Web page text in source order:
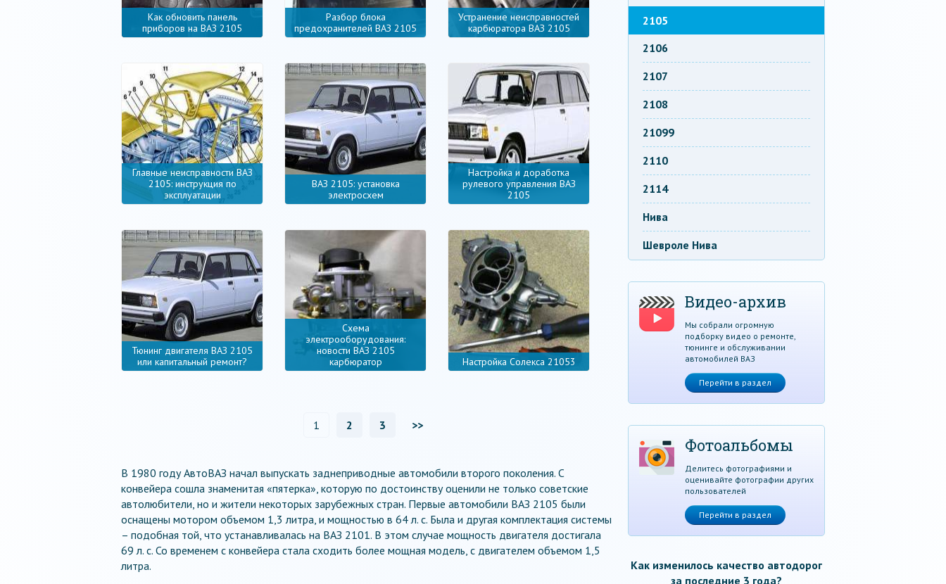
Как обновить панель
приборов на ВАЗ 2105
Разбор блока
предохранителей ВАЗ 2105
Устранение неисправностей
карбюратора ВАЗ 2105
Главные неисправности ВАЗ
2105: инструкция по
эксплуатации
ВАЗ 2105: установка
электросхем
Настройка и доработка
рулевого управления ВАЗ
2105
Тюнинг двигателя ВАЗ 2105
или капитальный ремонт?
Схема
электрооборудования:
новости ВАЗ 2105
карбюратор
Настройка Солекса 21053
1 2 3 >>
В 1980 году АвтоВАЗ начал выпускать заднеприводные автомобили второго поколения. С
конвейера сошла знаменитая «пятерка», которую по достоинству оценили не только советские
автолюбители, но и жители некоторых зарубежных стран. Первые автомобили ВАЗ 2105 были
оснащены мотором объемом 1,3 литра, и мощностью в 64 л. с. Была и другая комплектация системы
– подобная той, что устанавливалась на ВАЗ 2101. В этом случае мощность двигателя достигала
69 л. с. Со временем с конвейера стала сходить более мощная модель, с двигателем объемом 1,5
литра.
2105
2106
2107
2108
21099
2110
2114
Нива
Шевроле Нива
Видео-архив
Мы собрали огромную
подборку видео о ремонте,
тюнинге и обслуживании
автомобилей ВАЗ
Перейти в раздел
Фотоальбомы
Делитесь фотографиями и
оценивайте фотографии других
пользователей
Перейти в раздел
Как изменилось качество автодорог
за последние 3 года?